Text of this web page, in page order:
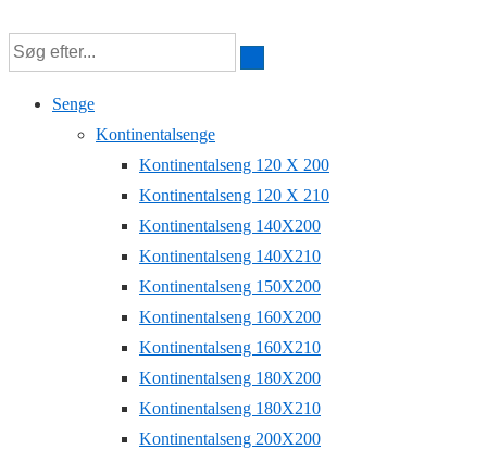
Senge
Kontinentalsenge
Kontinentalseng 120 X 200
Kontinentalseng 120 X 210
Kontinentalseng 140X200
Kontinentalseng 140X210
Kontinentalseng 150X200
Kontinentalseng 160X200
Kontinentalseng 160X210
Kontinentalseng 180X200
Kontinentalseng 180X210
Kontinentalseng 200X200